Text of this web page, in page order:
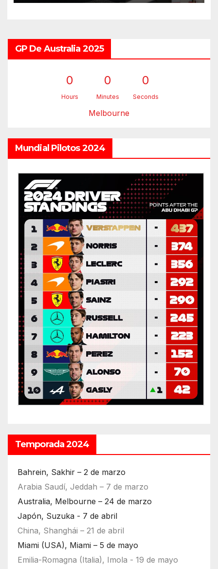
GP De Australia 2025
0
Hours
0
Minutes
0
Seconds
Melbourne
Mundial Pilotos 2024
Temporada 2024
Bahrein, Sakhir – 2 de marzo
Arabia Saudí, Jeddah – 7 de marzo
Australia, Melbourne – 24 de marzo
Japón, Suzuka - 7 de abril
China, Shanghái – 21 de abril
Miami (USA), Miami – 5 de mayo
Emilia-Romagna (Italia), Imola - 19 de mayo